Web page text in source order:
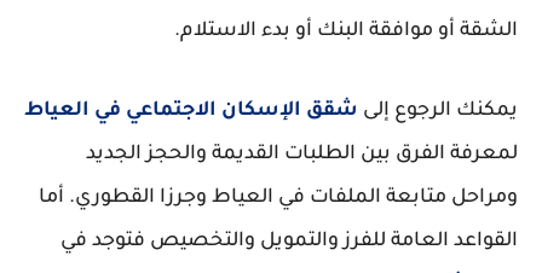
الشقة أو موافقة البنك أو بدء الاستلام.
يمكنك الرجوع إلى شقق الإسكان الاجتماعي في العياط
لمعرفة الفرق بين الطلبات القديمة والحجز الجديد
ومراحل متابعة الملفات في العياط وجرزا القطوري. أما
القواعد العامة للفرز والتمويل والتخصيص فتوجد في